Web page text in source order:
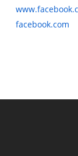
facebook.com